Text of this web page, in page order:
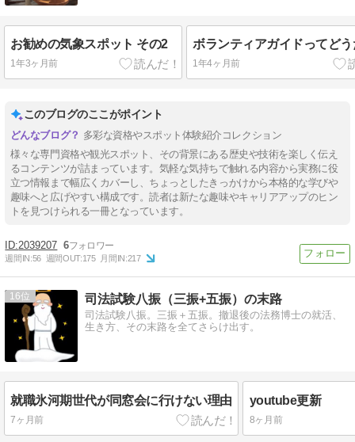
お勧めの気象スポット その2
1年3ヶ月前
ボランティアガイドってど
1年4ヶ月前
このブログのここがポイント
多彩な資格やスポット体験紹介コレクション
様々な専門資格や観光スポット、その背景にある歴史や技術を楽しく伝え
るコンテンツが詰まっています。気軽な気持ちで触れる内容から実務に役
立つ情報まで幅広くカバーし、ちょっとしたきっかけから本格的な学びや
趣味へと広げやすい構成です。読者は新たな趣味やキャリアアップのヒン
トを見つけられる一冊となっています。
2039207 6
週間IN:56 週間OUT:175 月間IN:217
16 司法試験八振（三振+五振）の末路
司法試験八振。三振＋五振。撤退後の法務博士の就活、
生き方、その末路を全てさらけ出す。
就職氷河期世代が同窓会に行けない理由
7ヶ月前
youtube更新
8ヶ月前